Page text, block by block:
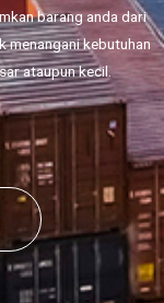
barang anda dari
menangani kebutuhan
ataupun kecil.